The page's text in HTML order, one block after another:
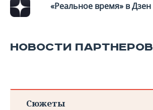
«Реальное время» в Дзен
НОВОСТИ ПАРТНЕРОВ
Сюжеты